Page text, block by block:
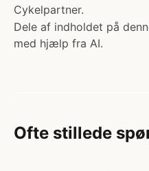
Cykelpartner.
Dele af indholdet på
med hjælp fra AI.
Ofte stillede